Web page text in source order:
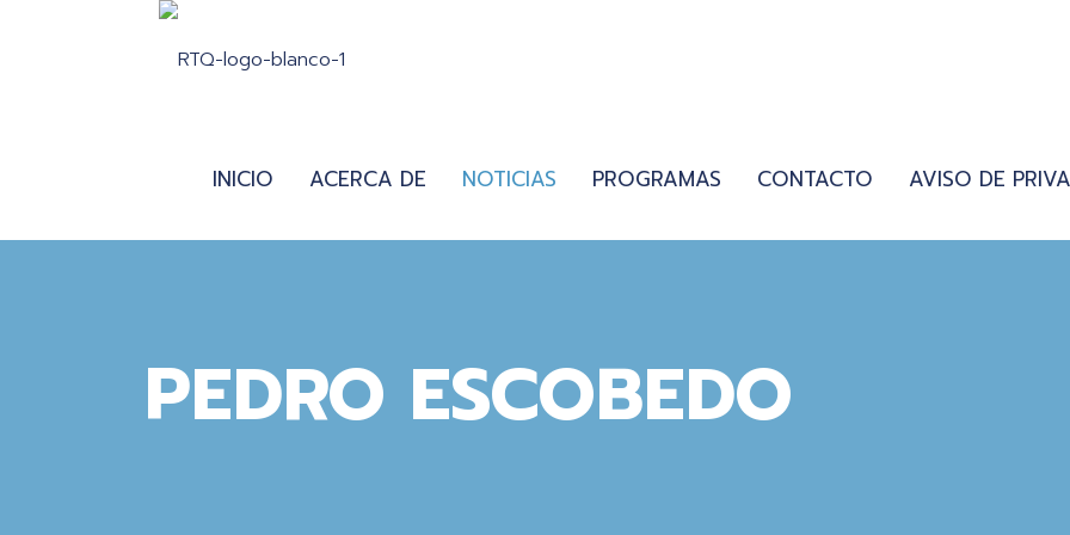
INICIO ACERCA DE NOTICIAS PROGRAMAS CONTACTO AVISO DE
PEDRO ESCOBEDO